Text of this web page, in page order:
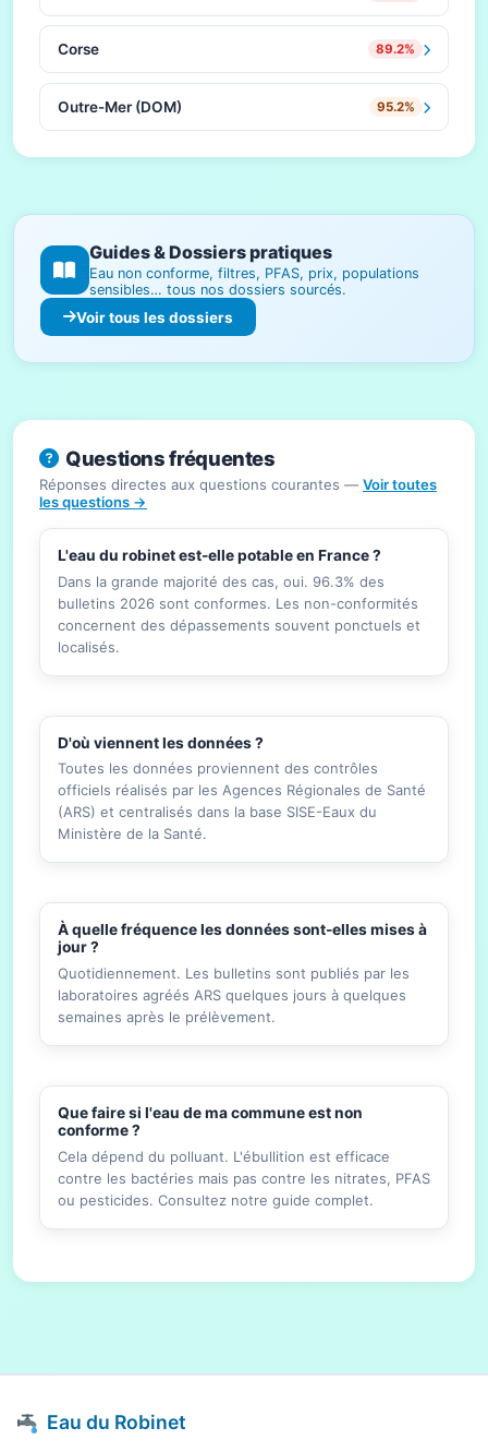
Corse 89.2%
Outre-Mer (DOM) 95.2%
Guides & Dossiers pratiques
Eau non conforme, filtres, PFAS, prix, populations
sensibles… tous nos dossiers sourcés.
Voir tous les dossiers
Questions fréquentes
Réponses directes aux questions courantes — Voir toutes
les questions →
L'eau du robinet est-elle potable en France ?
Dans la grande majorité des cas, oui. 96.3% des
bulletins 2026 sont conformes. Les non-conformités
concernent des dépassements souvent ponctuels et
localisés.
D'où viennent les données ?
Toutes les données proviennent des contrôles
officiels réalisés par les Agences Régionales de Santé
(ARS) et centralisés dans la base SISE-Eaux du
Ministère de la Santé.
À quelle fréquence les données sont-elles mises à
jour ?
Quotidiennement. Les bulletins sont publiés par les
laboratoires agréés ARS quelques jours à quelques
semaines après le prélèvement.
Que faire si l'eau de ma commune est non
conforme ?
Cela dépend du polluant. L'ébullition est efficace
contre les bactéries mais pas contre les nitrates, PFAS
ou pesticides. Consultez notre guide complet.
Eau du Robinet